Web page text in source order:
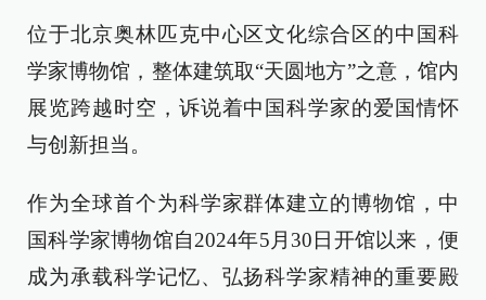
位于北京奥林匹克中心区文化综合区的中国科
学家博物馆，整体建筑取“天圆地方”之意，馆内
展览跨越时空，诉说着中国科学家的爱国情怀
与创新担当。
作为全球首个为科学家群体建立的博物馆，中
国科学家博物馆自2024年5月30日开馆以来，便
成为承载科学记忆、弘扬科学家精神的重要殿